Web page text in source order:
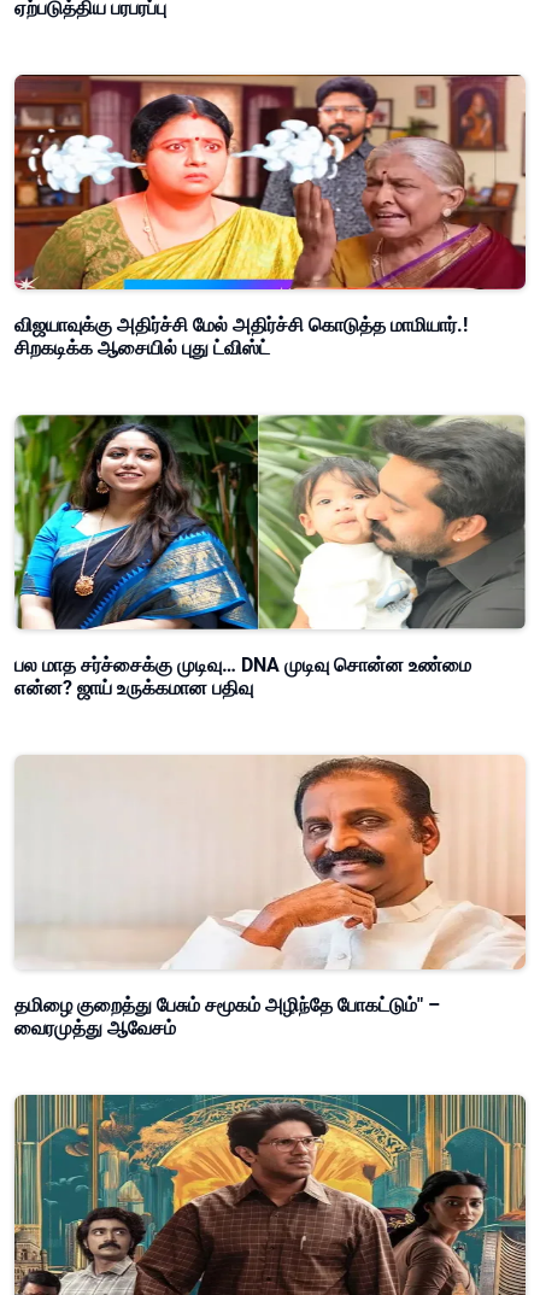
ஏற்படுத்திய பரபரப்பு
விஜயாவுக்கு அதிர்ச்சி மேல் அதிர்ச்சி கொடுத்த மாமியார்.!
சிறகடிக்க ஆசையில் புது ட்விஸ்ட்
பல மாத சர்ச்சைக்கு முடிவு… DNA முடிவு சொன்ன உண்மை
என்ன? ஜாய் உருக்கமான பதிவு
தமிழை குறைத்து பேசும் சமூகம் அழிந்தே போகட்டும்" –
வைரமுத்து ஆவேசம்